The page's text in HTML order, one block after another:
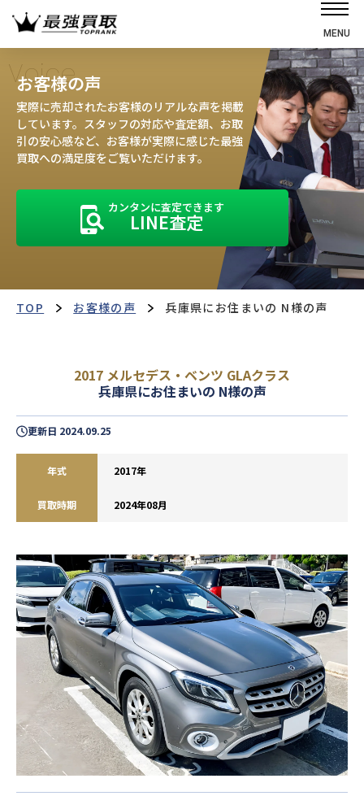
MENU
ホーム
選ばれる理由
高価買取の仕組み
売却の流れ
お客様の声
運営会社
最強買取マガジン
閉じる
Voice
お客様の声
実際に売却されたお客様のリアルな声を掲載
しています。スタッフの対応や査定額、お取
引の安心感など、お客様が実際に感じた最強
買取への満足度をご覧いただけます。
カンタンに査定できます
LINE査定
TOP お客様の声 兵庫県にお住まいの N様の声
2017 メルセデス・ベンツ GLAクラス
兵庫県にお住まいの N様の声
更新日 2024.09.25
年式 2017年
買取時期 2024年08月